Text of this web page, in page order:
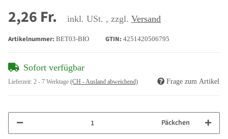
2,26 Fr. inkl. USt. , zzgl. Versand
Artikelnummer: BET03-BIO GTIN: 4251420506795
Sofort verfügbar
Lieferzeit: 2 - 7 Werktage (CH - Ausland abweichend) Frage zum Artikel
Päckchen